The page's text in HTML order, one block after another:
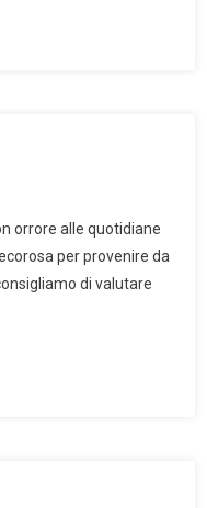
orrore alle quotidiane
per provenire da
di valutare